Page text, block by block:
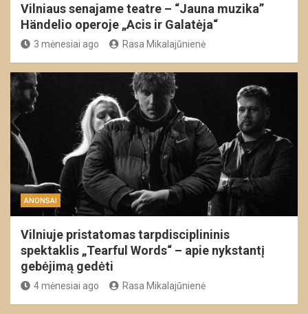
Vilniaus senajame teatre – “Jauna muzika”
Händelio operoje „Acis ir Galatėja“
3 mėnesiai ago Rasa Mikalajūnienė
ANONSAI
Vilniuje pristatomas tarpdisciplininis
spektaklis „Tearful Words“ – apie nykstantį
gebėjimą gedėti
4 mėnesiai ago Rasa Mikalajūnienė